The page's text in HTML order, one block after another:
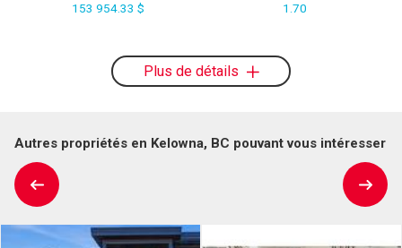
153 954.33 $ 1.70
Plus de détails
Autres propriétés en Kelowna, BC pouvant vous intéresser